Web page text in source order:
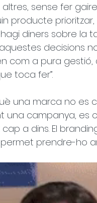
sense fer
producte
diners sobre la
decisions
com a pura
toca fer”.
una marca no es
campanya, es
a dins. El
prendre-ho